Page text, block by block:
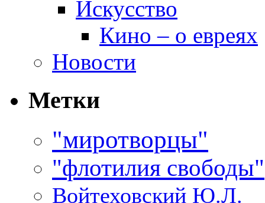
Искусство
Кино – о евреях
Новости
Метки
"миротворцы"
"флотилия свободы"
Войтеховский Ю.Л.